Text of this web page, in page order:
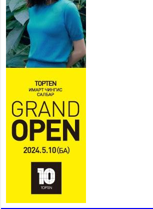
залуучууд чөлөөт цагаа
өнгөрүүлдэг, жуулчид зорьж
ирдэг цэг болгоно
2026 оны 7 сар 21 / 16 цаг 47 минут
Тусгай замын автобус /BRT/ төслийн удирдах
хорооны ээлжит хуралдаан боллоо
Ерөнхий сайд Н.Учрал БНХАУ-аас Монгол Улсад
суугаа Элчин сайд Шэнь Миньжюанийг хүлээн
авч уулзав
2026 оны 7 сар 21 / 16 цаг 39 минут
БҮГД НАЙРАМДАХ ТАЖИКИСТАН УЛСТАЙ
ЭДИЙН ЗАСГИЙН ХАМТЫН АЖИЛЛАГААГ
ӨРГӨЖҮҮЛНЭ
2026 оны 7 сар 21 / 16 цаг 34 минут
26,992 суралцагч хотхоны бага сургуульд, 8100
суралцагч төрөлжсөн ахлах сургуульд
суралцана
2026 оны 7 сар 21 / 13 цаг 43 минут